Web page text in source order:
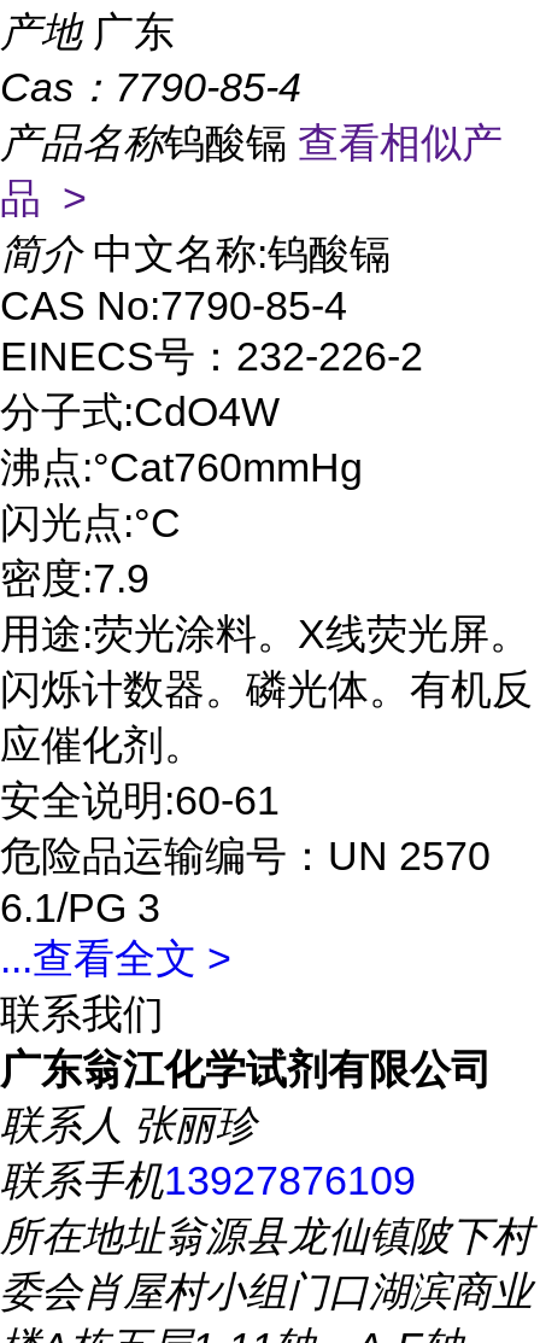
产地 广东
Cas： 7790-85-4
产品名称钨酸镉 查看相似产
品 >
简介 中文名称:钨酸镉
CAS No:7790-85-4
EINECS号：232-226-2
分子式:CdO4W
沸点:°Cat760mmHg
闪光点:°C
密度:7.9
用途:荧光涂料。X线荧光屏。
闪烁计数器。磷光体。有机反
应催化剂。
安全说明:60-61
危险品运输编号：UN 2570
6.1/PG 3
...查看全文 >
联系我们
广东翁江化学试剂有限公司
联系人 张丽珍
联系手机13927876109
所在地址翁源县龙仙镇陂下村
委会肖屋村小组门口湖滨商业